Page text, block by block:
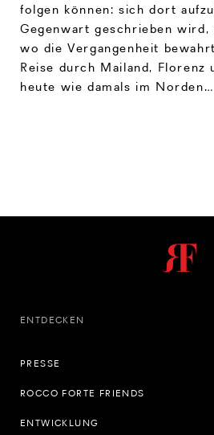
folgen können: sich dort
Gegenwart geschrieben
wo die Vergangenheit
Reise durch Mailand, Florenz
heute wie damals im Norden…
ENTDECKEN
PRESSE
ROCCO FORTE FRIENDS
ENTWICKLUNG